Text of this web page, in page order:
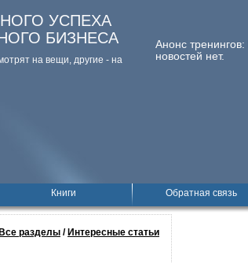
Анонс тренингов:
новостей нет.
УСПЕХА
БИЗНЕСА
на вещи, дpугие - на
Книги Обратная связь
Все разделы / Интересные статьи